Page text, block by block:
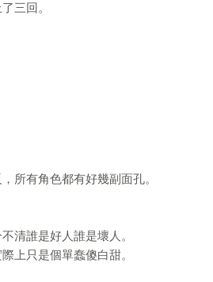
三回。
所有角色都有好幾副面孔。
清誰是好人誰是壞人。
上只是個單蠢傻白甜。